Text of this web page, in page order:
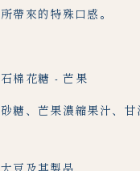
帶來的特殊口感。
棉花糖 - 芒果
糖、芒果濃縮果汁、
豆及其製品